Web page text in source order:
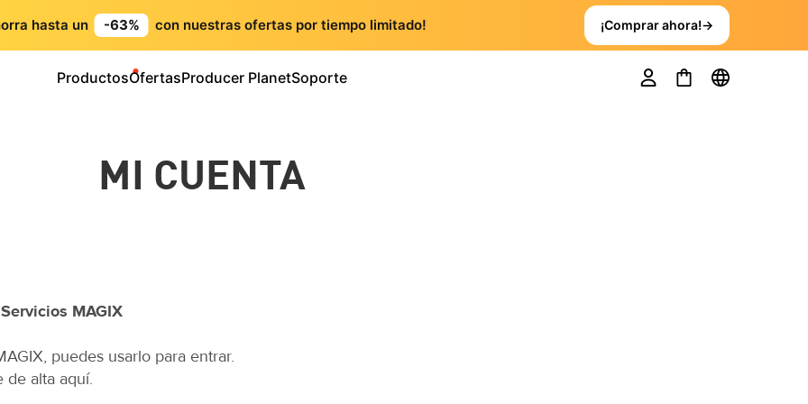
hasta un -63% con nuestras ofertas por tiempo limitado! ¡Comprar ahora!→
ProductosOfertasProducer PlanetSoporte
MI CUENTA